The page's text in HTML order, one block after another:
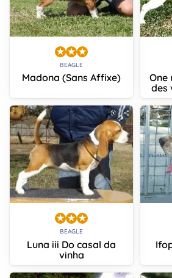
BEAGLE
Madona (Sans Affixe)
One
des
BEAGLE
Luna iii Do casal da
vinha